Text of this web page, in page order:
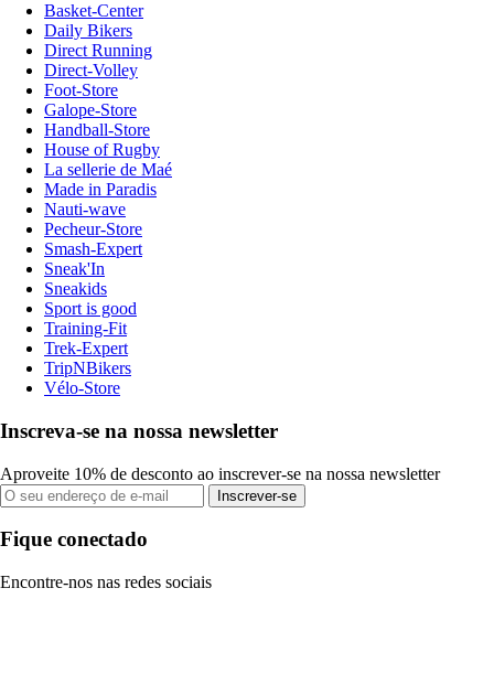
Basket-Center
Daily Bikers
Direct Running
Direct-Volley
Foot-Store
Galope-Store
Handball-Store
House of Rugby
La sellerie de Maé
Made in Paradis
Nauti-wave
Pecheur-Store
Smash-Expert
Sneak'In
Sneakids
Sport is good
Training-Fit
Trek-Expert
TripNBikers
Vélo-Store
Inscreva-se na nossa newsletter
Aproveite 10% de desconto ao inscrever-se na nossa newsletter
Inscrever-se
Fique conectado
Encontre-nos nas redes sociais